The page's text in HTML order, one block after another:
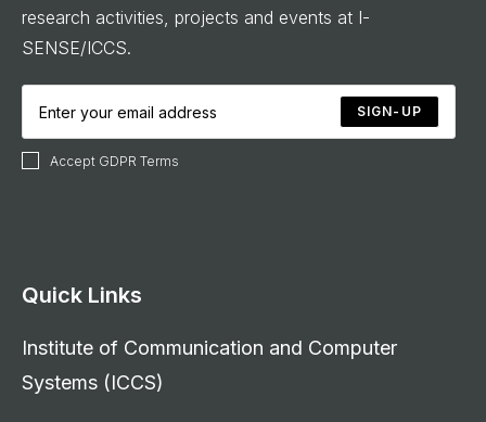
research activities, projects and events at I-
SENSE/ICCS.
SIGN-UP
Accept GDPR Terms
Quick Links
Institute of Communication and Computer
Systems (ICCS)